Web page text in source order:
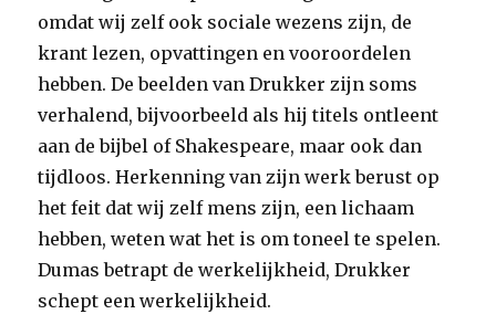
omdat wij zelf ook sociale wezens zijn, de
krant lezen, opvattingen en vooroordelen
hebben. De beelden van Drukker zijn soms
verhalend, bijvoorbeeld als hij titels ontleent
aan de bijbel of Shakespeare, maar ook dan
tijdloos. Herkenning van zijn werk berust op
het feit dat wij zelf mens zijn, een lichaam
hebben, weten wat het is om toneel te spelen.
Dumas betrapt de werkelijkheid, Drukker
schept een werkelijkheid.